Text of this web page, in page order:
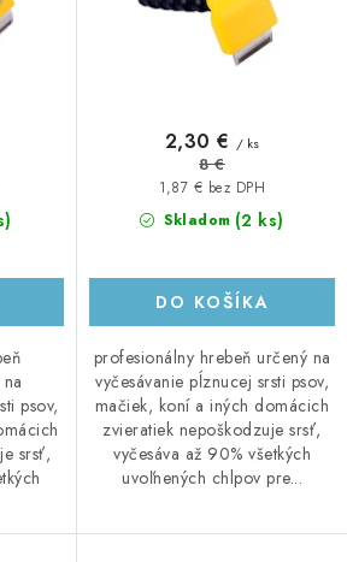
psov,
srsť,
Skladom (2 ks)
1,87 € bez DPH
2,30 € / ks
8 €
DO KOŠÍKA
profesionálny hrebeň určený na
vyčesávanie pĺznucej srsti psov,
mačiek, koní a iných domácich
zvieratiek nepoškodzuje srsť,
vyčesáva až 90% všetkých
uvoľnených chlpov pre...